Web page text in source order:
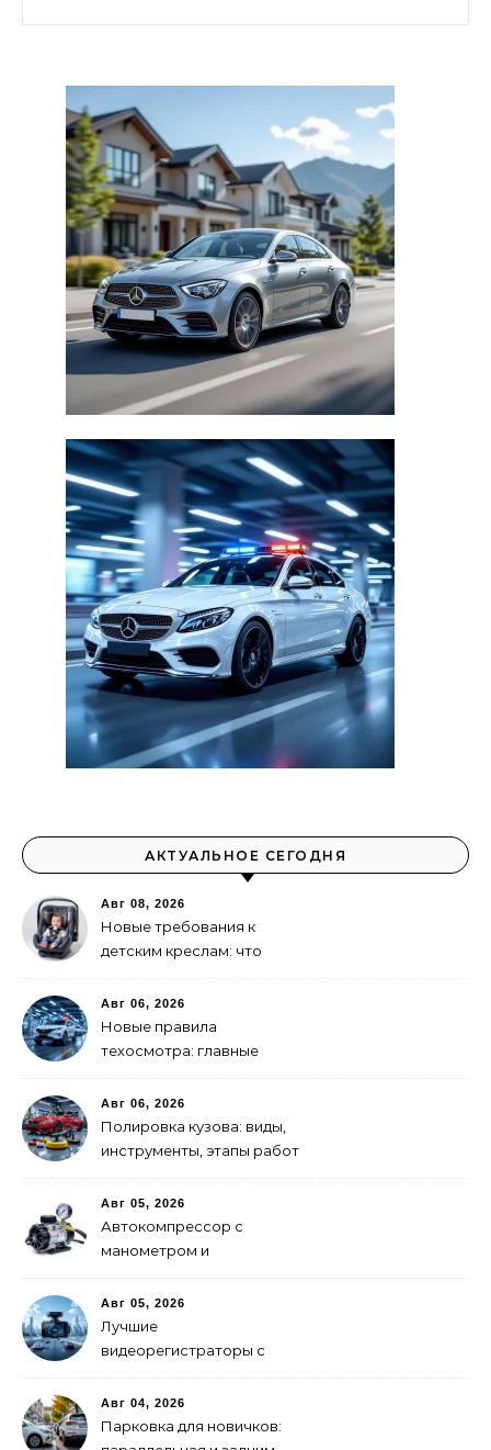
АКТУАЛЬНОЕ СЕГОДНЯ
Авг 08, 2026
Новые требования к
детским креслам: что
Авг 06, 2026
Новые правила
техосмотра: главные
Авг 06, 2026
Полировка кузова: виды,
инструменты, этапы работ
Авг 05, 2026
Автокомпрессор с
манометром и
выбрать
Авг 05, 2026
Лучшие
видеорегистраторы с
2026 года
Авг 04, 2026
Парковка для новичков: